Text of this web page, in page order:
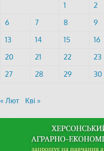
1
2
6
7 8 9
13
14 15 16
20
21 22 23
27
28 29 30
« Лют Кві »